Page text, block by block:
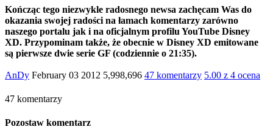
Kończąc tego niezwykle radosnego newsa zachęcam Was do
okazania swojej radości na łamach komentarzy zarówno
naszego portalu jak i na oficjalnym profilu YouTube Disney
XD. Przypominam także, że obecnie w Disney XD emitowane
są pierwsze dwie serie GF (codziennie o 21:35).
AnDy February 03 2012 5,998,696 47 komentarzy 5.00 z 4 ocena
47 komentarzy
Pozostaw komentarz